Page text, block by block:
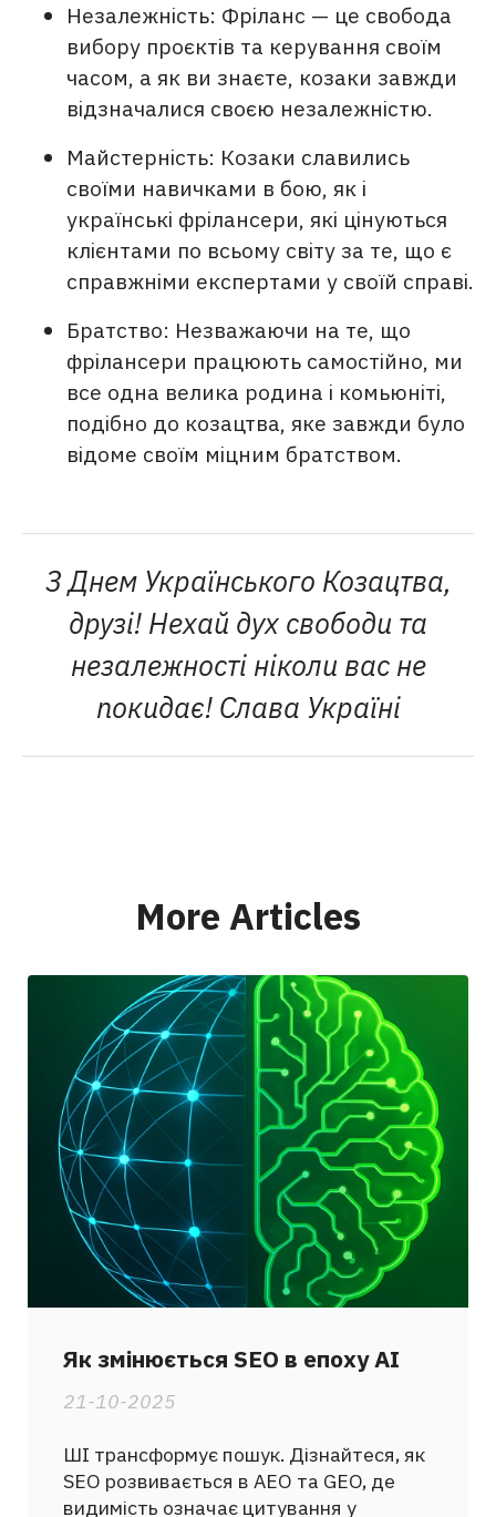
Незалежність: Фріланс — це свобода
вибору проєктів та керування своїм
часом, а як ви знаєте, козаки завжди
відзначалися своєю незалежністю.
Майстерність: Козаки славились
своїми навичками в бою, як і
українські фрілансери, які цінуються
клієнтами по всьому світу за те, що є
справжніми експертами у своїй справі.
Братство: Незважаючи на те, що
фрілансери працюють самостійно, ми
все одна велика родина і комьюніті,
подібно до козацтва, яке завжди було
відоме своїм міцним братством.
З Днем Українського Козацтва,
друзі! Нехай дух свободи та
незалежності ніколи вас не
покидає! Слава Україні
More Articles
Як змінюється SEO в епоху AI
21-10-2025
ШІ трансформує пошук. Дізнайтеся, як
SEO розвивається в AEO та GEO, де
видимість означає цитування у